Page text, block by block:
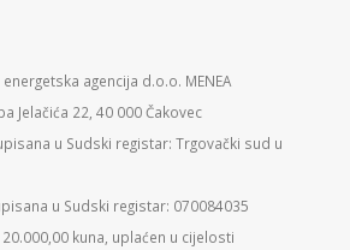
agencija d.o.o. MENEA
Jelačića 22, 40 000 Čakovec
u Sudski registar: Trgovački sud u
u Sudski registar: 070084035
kuna, uplaćen u cijelosti